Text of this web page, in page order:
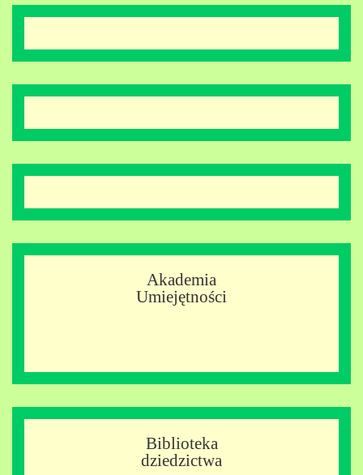
Akademia
Umiejętności
Biblioteka
dziedzictwa